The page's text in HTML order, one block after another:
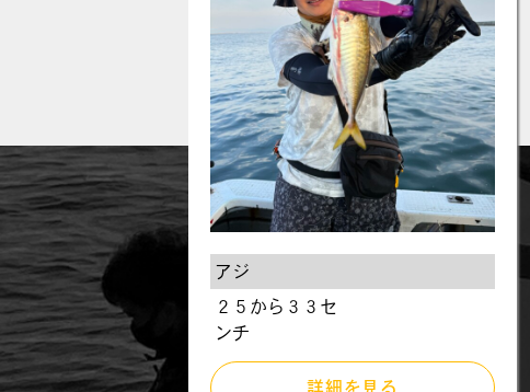
アジ
２５から３３セ
ンチ
詳細を見る